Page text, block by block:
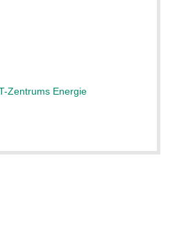
Zentrums Energie